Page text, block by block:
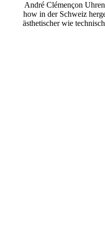
André Clémençon
how in der Schweiz
ästhetischer wie